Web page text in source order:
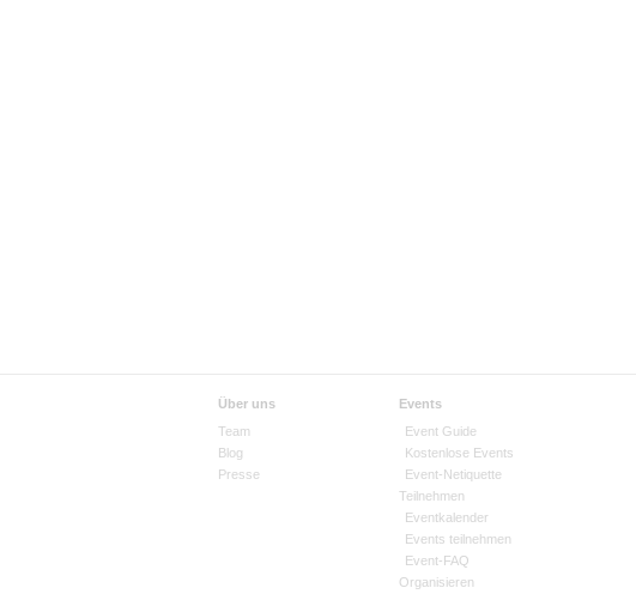
Über uns
Team
Blog
Presse
Events
Event Guide
Kostenlose Events
Event-Netiquette
Teilnehmen
Eventkalender
Events teilnehmen
Event-FAQ
Organisieren